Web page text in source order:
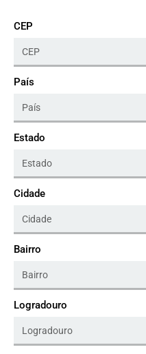
CEP
País
Estado
Cidade
Bairro
Logradouro